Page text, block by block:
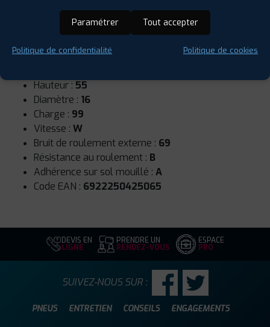
Runflat :Non
Hauteur : 55
Diamètre : 16
Charge : 99
Vitesse : W
Bruit de roulement externe : 69
Résistance au roulement : B
Adhérence sur sol mouillé : A
Code EAN : 6922250425065
DEVIS EN
LIGNE
PRENDRE UN
RENDEZ-VOUS
ESPACE
PRO
PNEUS ENTRETIEN CONSEILS ENGAGEMENTS
SUIVEZ-NOUS SUR :
Paramétrer Tout accepter
Politique de confidentialité Politique de cookies